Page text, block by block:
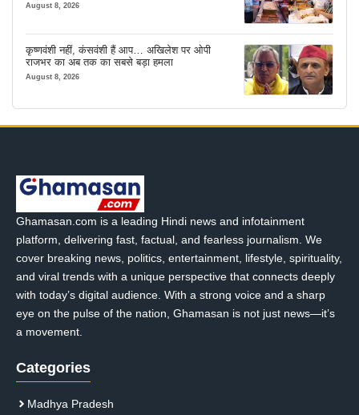
इंतजाम
August 8, 2026
कृष्णवंशी नहीं, कंसवंशी हैं आप… अखिलेश पर ओपी
राजभर का अब तक का सबसे बड़ा हमला
August 8, 2026
Ghamasan.com is a leading Hindi news and infotainment
platform, delivering fast, factual, and fearless journalism. We
cover breaking news, politics, entertainment, lifestyle, spirituality,
and viral trends with a unique perspective that connects deeply
with today’s digital audience. With a strong voice and a sharp
eye on the pulse of the nation, Ghamasan is not just news—it’s
a movement.
Categories
Madhya Pradesh